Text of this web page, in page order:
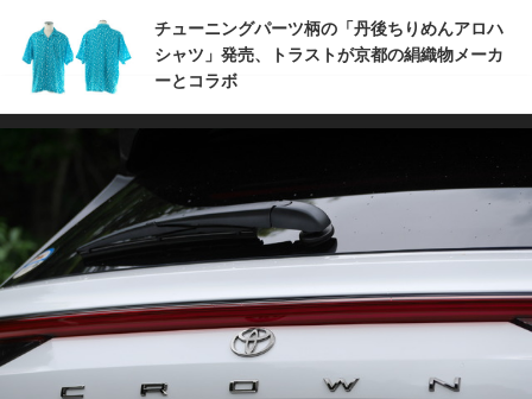
チューニングパーツ柄の「丹後ちりめんアロハ
シャツ」発売、トラストが京都の絹織物メーカ
ーとコラボ